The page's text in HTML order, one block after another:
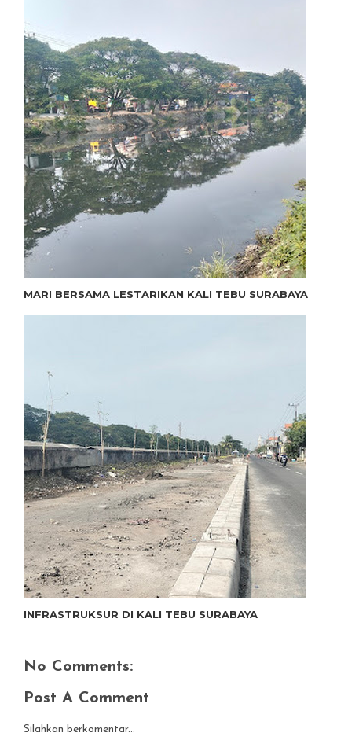
MARI BERSAMA LESTARIKAN KALI TEBU SURABAYA
INFRASTRUKSUR DI KALI TEBU SURABAYA
No Comments:
Post A Comment
Silahkan berkomentar...